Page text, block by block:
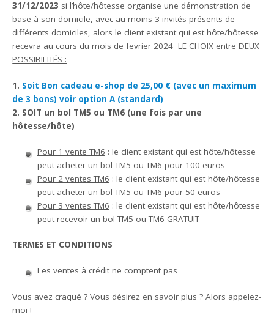
31/12/2023 si l’hôte/hôtesse organise une démonstration de
base à son domicile, avec au moins 3 invités présents de
différents domiciles, alors le client existant qui est hôte/hôtesse
recevra au cours du mois de fevrier 2024LE CHOIX entre DEUX
POSSIBILITÉS :
1. Soit Bon cadeau e-shop de 25,00 € (avec un maximum
de 3 bons) voir option A (standard)
2. SOIT un bol TM5 ou TM6 (une fois par une
hôtesse/hôte)
Pour 1 vente TM6 : le client existant qui est hôte/hôtesse
peut acheter un bol TM5 ou TM6 pour 100 euros
Pour 2 ventes TM6 : le client existant qui est hôte/hôtesse
peut acheter un bol TM5 ou TM6 pour 50 euros
Pour 3 ventes TM6 : le client existant qui est hôte/hôtesse
peut recevoir un bol TM5 ou TM6 GRATUIT
TERMES ET CONDITIONS
Les ventes à crédit ne comptent pas
Vous avez craqué ? Vous désirez en savoir plus ? Alors appelez-
moi !